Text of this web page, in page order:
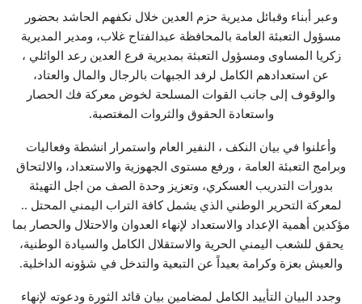
وعبر أبناء وقبائل مديرية حزم العدين خلال نكفهم الحاشد بحضور
مسؤول التعبئة العامة بالمحافظة عبدالفتاح غلاب، ومدير المديرية
زكريا المساوى ومسؤول التعبئة بمديرية فرع العدين رعد الوائلي ،
عن استعدادهم الكامل لرفد الجبهات بالرجال والمال والعتاد،
والوقوف إلى جانب القوات المسلحة لخوض معركة فك الحصار
واستعادة الحقوق والثروات المغتصبة.
وأعلنوا في بيان النكف ، النفير العام واستمرار انشطة وفعاليات
وبرامج التعبئة العامة ، ورفع مستوى الجهوزية والاستعداد، والالتحاق
بدورات التدريب العسكري، وتعزيز وحدة الصف من اجل التهيئة
لمعركة التحرير الوطني الذي يشمل كافة التراب اليمني المحتل ..
مؤكدين أهمية الإعداد والاستعداد لإنهاء العدوان والاحتلال والحصار بما
يحقق للشعب اليمني الحرية والاستقلال الكامل والسيادة الوطنية،
والعيش بعزة وكرامة بعيداً عن التبعية والتدخل في شؤونه الداخلية.
وجدد البيان التأييد الكامل لمضامين بيان قائد الثورة ودعوته لإنهاء